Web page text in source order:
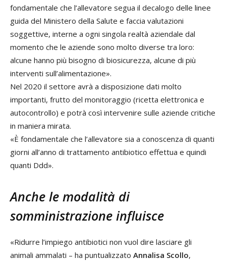
fondamentale che l’allevatore segua il decalogo delle linee
guida del Ministero della Salute e faccia valutazioni
soggettive, interne a ogni singola realtà aziendale dal
momento che le aziende sono molto diverse tra loro:
alcune hanno più bisogno di biosicurezza, alcune di più
interventi sull’alimentazione».
Nel 2020 il settore avrà a disposizione dati molto
importanti, frutto del monitoraggio (ricetta elettronica e
autocontrollo) e potrà così intervenire sulle aziende critiche
in maniera mirata.
«È fondamentale che l’allevatore sia a conoscenza di quanti
giorni all’anno di trattamento antibiotico effettua e quindi
quanti Ddd».
Anche le modalità di
somministrazione influisce
«Ridurre l’impiego antibiotici non vuol dire lasciare gli
animali ammalati – ha puntualizzato Annalisa Scollo,